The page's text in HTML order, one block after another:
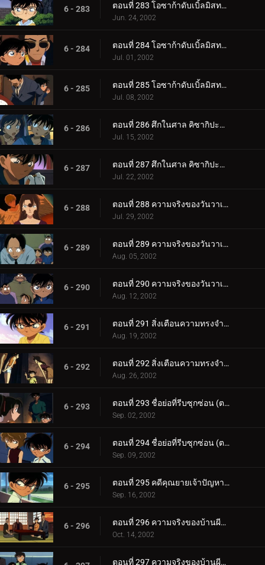
6 - 283 ตอนที่ 283 โอซาก้าดับเบิ้ลมิสทรี่ นักดาบแห่งนานิวะกับปราสาทเจ้าพิภพ (ตอนพิเศษ ตอนที่ 2) ยอดนักสื__.
Jun. 24, 2002
6 - 284 ตอนที่ 284 โอซาก้าดับเบิ้ลมิสทรี่ นักดาบแห่งนานิวะกับปราสาทเจ้าพิภพ (ตอนพิเศษ ตอนที่ 3) ยอดนักสื__.
Jul. 01, 2002
6 - 285 ตอนที่ 285 โอซาก้าดับเบิ้ลมิสทรี่ นักดาบแห่งนานิวะกับปราสาทเจ้าพิภพ (ตอนพิเศษ ตอนจบ) ยอดนักสืบจ_.
Jul. 08, 2002
6 - 286 ตอนที่ 286 ศึกในศาล คิซากิปะทะโคโกโร่ (ตอนแรก)
Jul. 15, 2002
6 - 287 ตอนที่ 287 ศึกในศาล คิซากิปะทะโคโกโร่ (ตอนจบ)
Jul. 22, 2002
6 - 288 ตอนที่ 288 ความจริงของวันวาเลนไทน์ (ภาคคดี)
Jul. 29, 2002
6 - 289 ตอนที่ 289 ความจริงของวันวาเลนไทน์ (ภาคสืบสวน)
Aug. 05, 2002
6 - 290 ตอนที่ 290 ความจริงของวันวาเลนไทน์ (ภาคไขคดี)
Aug. 12, 2002
6 - 291 ตอนที่ 291 สิ่งเตือนความทรงจำจากคดีฆาตกรรม (ตอนแรก)
Aug. 19, 2002
6 - 292 ตอนที่ 292 สิ่งเตือนความทรงจำจากคดีฆาตกรรม (ตอนจบ)
Aug. 26, 2002
6 - 293 ตอนที่ 293 ชื่อย่อที่รีบซุกซ่อน (ตอนแรก)
Sep. 02, 2002
6 - 294 ตอนที่ 294 ชื่อย่อที่รีบซุกซ่อน (ตอนจบ)
Sep. 09, 2002
6 - 295 ตอนที่ 295 คดีคุณยายเจ้าปัญหาหายตัว
Sep. 16, 2002
6 - 296 ตอนที่ 296 ความจริงของบ้านผีสิง (ตอนแรก)
Oct. 14, 2002
ตอนที่ 297 ความจริงของบ้านผีสิง (ตอนจบ)